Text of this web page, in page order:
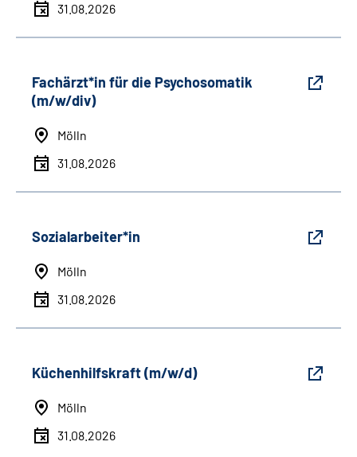
31.08.2026
Fachärzt*in für die Psychosomatik
(m/w/div)
Mölln
31.08.2026
Sozialarbeiter*in
Mölln
31.08.2026
Küchenhilfskraft (m/w/d)
Mölln
31.08.2026